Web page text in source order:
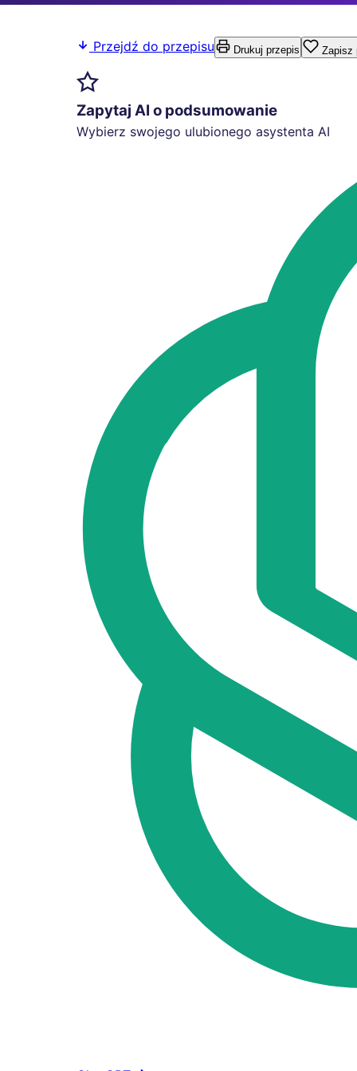
Przejdź do przepisu Drukuj przepis Zapisz
Zapytaj AI o podsumowanie
Wybierz swojego ulubionego asystenta AI